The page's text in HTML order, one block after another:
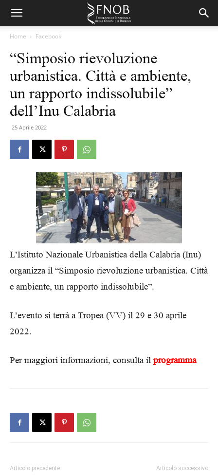
Home Facebook
“Simposio rievoluzione
urbanistica. Città e ambiente,
un rapporto indissolubile”
dell’Inu Calabria
25 Aprile 2022
L’Istituto Nazionale Urbanistica della Calabria (Inu)
organizza il “Simposio rievoluzione urbanistica. Città
e ambiente, un rapporto indissolubile”.
L’evento si terrà a Tropea (VV) il 29 e 30 aprile
2022.
Per maggiori informazioni, consulta il programma
Articolo precedente Articolo successivo